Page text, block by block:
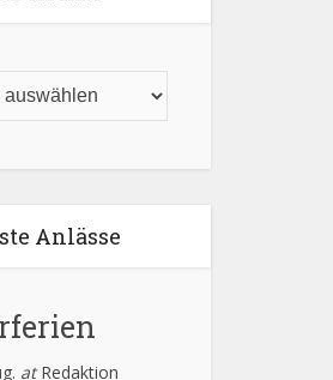
Anlässe
atRedaktion